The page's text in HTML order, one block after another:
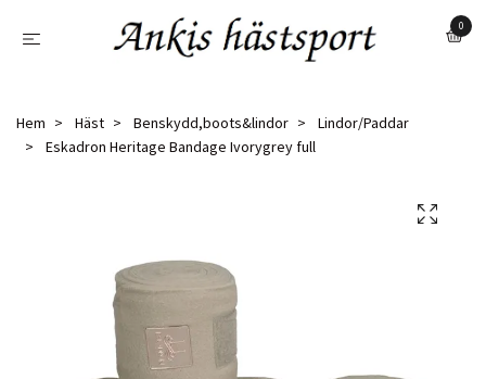
0
Hem Häst Benskydd,boots&lindor
Lindor/Paddar
Eskadron Heritage Bandage Ivorygrey full